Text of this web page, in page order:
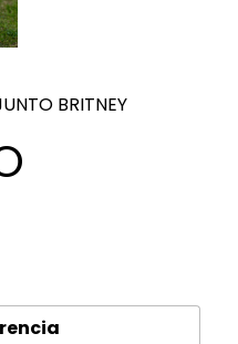
BRITNEY